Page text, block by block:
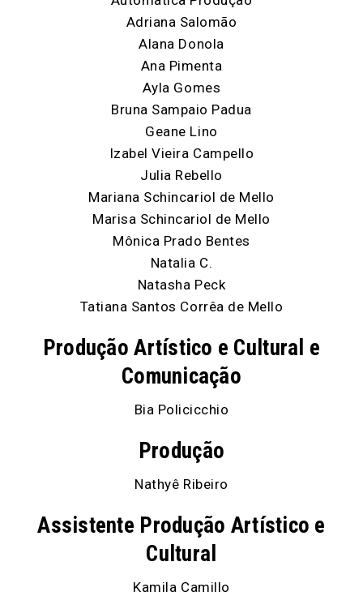
Adriana Salomão
Alana Donola
Ana Pimenta
Ayla Gomes
Bruna Sampaio Padua
Geane Lino
Izabel Vieira Campello
Julia Rebello
Mariana Schincariol de Mello
Marisa Schincariol de Mello
Mônica Prado Bentes
Natalia C.
Natasha Peck
Tatiana Santos Corrêa de Mello
Produção Artístico e Cultural e
Comunicação
Bia Policicchio
Produção
Nathyê Ribeiro
Assistente Produção Artístico e
Cultural
Kamila Camillo